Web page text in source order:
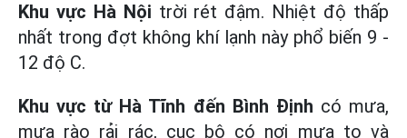
Khu vực Hà Nội trời rét đậm. Nhiệt độ thấp
nhất trong đợt không khí lạnh này phổ biến 9 -
12 độ C.
Khu vực từ Hà Tĩnh đến Bình Định có mưa,
mưa rào rải rác, cục bộ có nơi mưa to và